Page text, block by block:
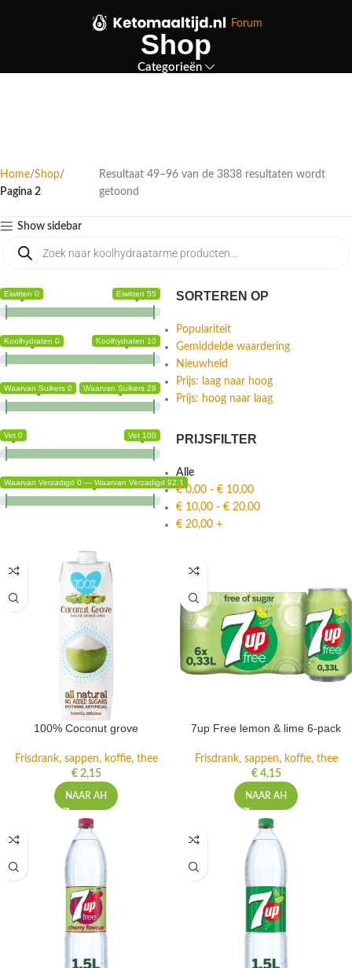
Forum
Shop
Categorieën
Home Shop
Pagina 2
Resultaat 49–96 van de 3838 resultaten wordt
getoond
Show sidebar
Eiwitten 0 Eiwitten 55
Koolhydraten 0 Koolhydraten 10
Waarvan Suikers 0 Waarvan Suikers 29
Vet 0 Vet 100
Waarvan Verzadigd 0 — Waarvan Verzadigd 92.1
SORTEREN OP
Populariteit
Gemiddelde waardering
Nieuwheid
Prijs: laag naar hoog
Prijs: hoog naar laag
PRIJSFILTER
Alle
€0,00 - € 10,00
€ 10,00 - € 20,00
€ 20,00 +
100% Coconut grove
Frisdrank, sappen, koffie, thee
€2,15
NAAR AH
7up Free lemon & lime 6-pack
Frisdrank, sappen, koffie, thee
€4,15
NAAR AH